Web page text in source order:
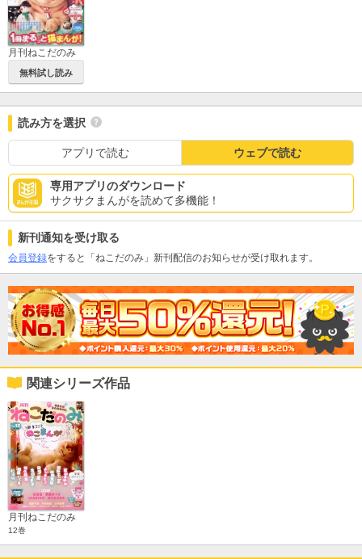
月刊ねこだのみ
無料試し読み
読み方を選択
アプリで読む ウェブで読む
専用アプリのダウンロード
サクサクまんがを読めて多機能！
新刊通知を受け取る
会員登録をすると「ねこだのみ」新刊配信のお知らせが受け取れます。
関連シリーズ作品
月刊ねこだのみ
12巻